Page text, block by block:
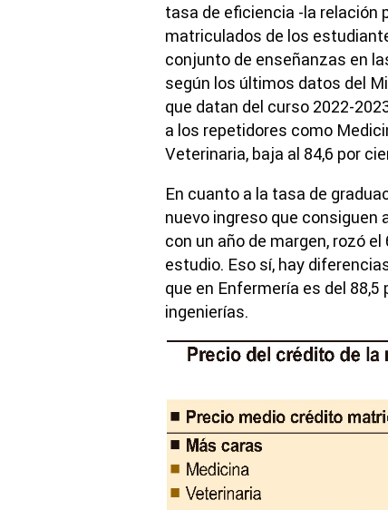
tasa de eficiencia -la
matriculados de los
conjunto de enseñanzas en
según los últimos datos del
que datan del curso 2022-
a los repetidores como
Veterinaria, baja al 84,6 por
En cuanto a la tasa de
nuevo ingreso que
con un año de margen, rozó
estudio. Eso sí, hay
que en Enfermería es del
ingenierías.